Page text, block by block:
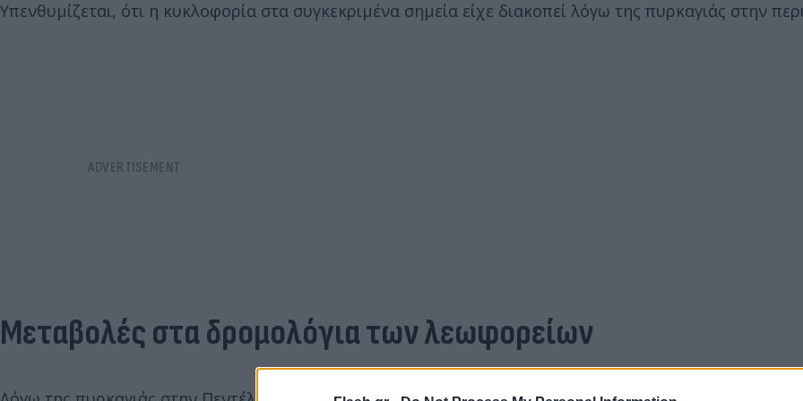
Υπενθυμίζεται, ότι η κυκλοφορία στα συγκεκριμένα σημεία είχε διακοπεί λόγω της πυρκαγιάς στην
Μεταβολές στα δρομολόγια των λεωφορείων